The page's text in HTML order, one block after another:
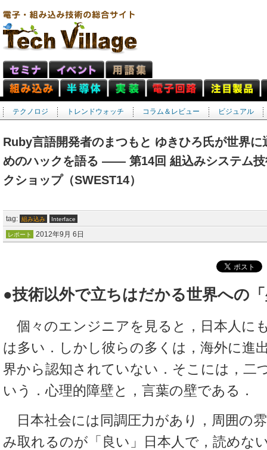
テクノロジ トレンドウォッチ コラム＆レビュー ビジュアル
Ruby言語開発者のまつもと ゆきひろ氏が世界
めのハックを語る ―― 第14回 組込みシステム技
クショップ（SWEST14）
tag: 組み込み Interface
レポート 2012年9月 6日
●技術以外で立ちはだかる世界への
個々のエンジニアを見ると，日本人に
は多い．しかし彼らの多くは，海外に進
界から認知されていない．そこには，二
いう．心理的障壁と，言葉の壁である．
日本社会には同調圧力があり，周囲の
み取れるのが「良い」日本人で，読めな